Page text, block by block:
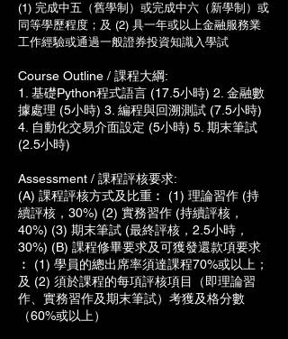
(1) 完成中五（舊學制）或完成中六（新學制）或
同等學歷程度；及 (2) 具一年或以上金融服務業
工作經驗或通過一般證券投資知識入學試
Course Outline / 課程大綱:
1. 基礎Python程式語言 (17.5小時) 2. 金融數
據處理 (5小時) 3. 編程與回溯測試 (7.5小時)
4. 自動化交易介面設定 (5小時) 5. 期末筆試
(2.5小時)
Assessment / 課程評核要求:
(A) 課程評核方式及比重︰ (1) 理論習作 (持
續評核，30%) (2) 實務習作 (持續評核，
40%) (3) 期末筆試 (最終評核，2.5小時，
30%) (B) 課程修畢要求及可獲發還款項要求
︰ (1) 學員的總出席率須達課程70%或以上；
及 (2) 須於課程的每項評核項目（即理論習
作、實務習作及期末筆試）考獲及格分數
（60%或以上）